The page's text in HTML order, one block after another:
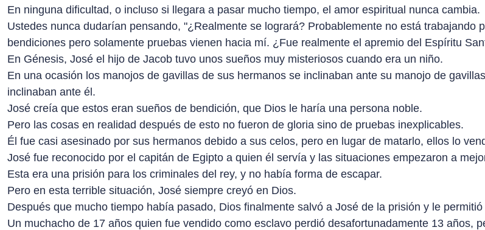
En ninguna dificultad, o incluso si llegara a pasar mucho tiempo, el amor espiritual nunca cambia.
Ustedes nunca dudarían pensando, "¿Realmente se logrará? Probablemente no está trabajando
bendiciones pero solamente pruebas vienen hacia mí. ¿Fue realmente el apremio del Espíritu
En Génesis, José el hijo de Jacob tuvo unos sueños muy misteriosos cuando era un niño.
En una ocasión los manojos de gavillas de sus hermanos se inclinaban ante su manojo de
inclinaban ante él.
José creía que estos eran sueños de bendición, que Dios le haría una persona noble.
Pero las cosas en realidad después de esto no fueron de gloria sino de pruebas inexplicables.
Él fue casi asesinado por sus hermanos debido a sus celos, pero en lugar de matarlo, ellos lo
José fue reconocido por el capitán de Egipto a quien él servía y las situaciones empezaron a
Esta era una prisión para los criminales del rey, y no había forma de escapar.
Pero en esta terrible situación, José siempre creyó en Dios.
Después que mucho tiempo había pasado, Dios finalmente salvó a José de la prisión y le
Un muchacho de 17 años quien fue vendido como esclavo perdió desafortunadamente 13 años,